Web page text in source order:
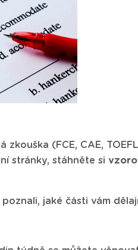
zkouška (FCE, CAE,
stránky, stáhněte si
jaké části vám